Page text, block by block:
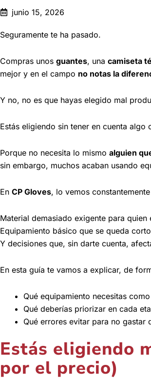
junio 15, 2026
Seguramente te ha pasado.
Compras unos guantes, una camiseta
mejor y en el campo no notas la
Y no, no es que hayas elegido mal
Estás eligiendo sin tener en cuenta
Porque no necesita lo mismo alguien
sin embargo, muchos acaban usando
En CP Gloves, lo vemos
Material demasiado exigente para quien
Equipamiento básico que se queda
Y decisiones que, sin darte cuenta,
En esta guía te vamos a explicar, de
Qué equipamiento necesitas
Qué deberías priorizar en cada
Qué errores evitar para no gastar
Estás eligiendo
por el precio)